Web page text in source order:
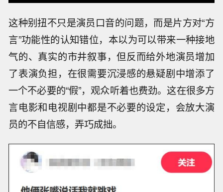
这种别扭不只是演员口音的问题，而是片方对“方
言”功能性的认知错位，本以为可以带来一种接地
气的、真实的市井叙事，但反而给外地演员增加
了表演负担，在很需要沉浸感的悬疑剧中增添了
一个不必要的“假”，观众听着也费劲。这在很多方
言电影和电视剧中都是不必要的设定，会放大演
员的不自信感，弄巧成拙。